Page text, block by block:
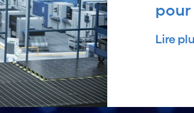
pour
Lire